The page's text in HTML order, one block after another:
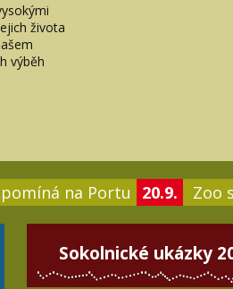
života
výběh
na Portu 20.9. Zoo
Sokolnické ukázky